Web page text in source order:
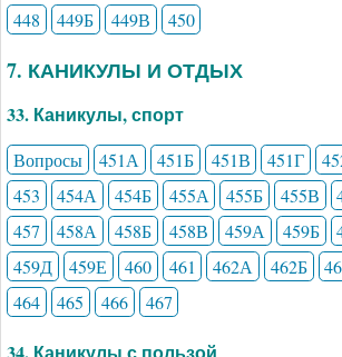
448 449Б 449В 450
7. КАНИКУЛЫ И ОТДЫХ
33. Каникулы, спорт
Вопросы 451А 451Б 451В 451Г
453
454А 454Б 455А 455Б 455В
457
458А 458Б 458В 459А 459Б
459Д
459Е 460 461 462А 462Б
464
465 466 467